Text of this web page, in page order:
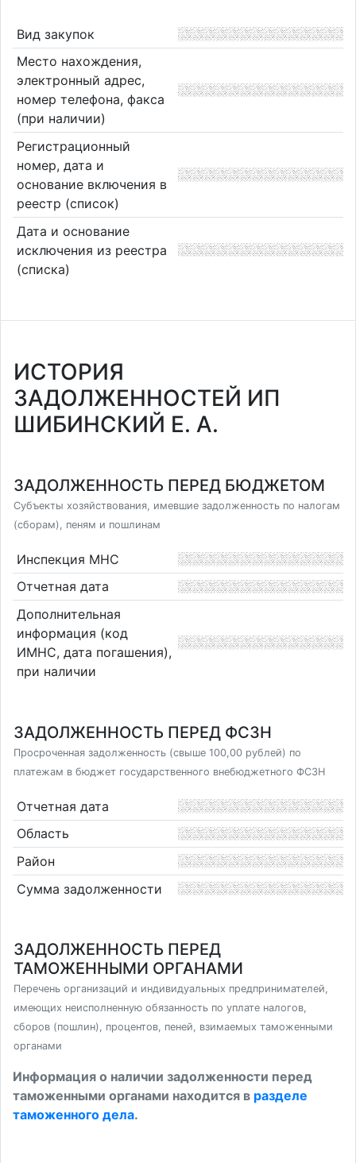
Вид закупок
Место нахождения,
электронный адрес,
номер телефона, факса
(при наличии)
Регистрационный
номер, дата и
основание включения в
реестр (список)
Дата и основание
исключения из реестра
(списка)
ИСТОРИЯ
ЗАДОЛЖЕННОСТЕЙ ИП
ШИБИНСКИЙ Е. А.
ЗАДОЛЖЕННОСТЬ ПЕРЕД БЮДЖЕТОМ
Субъекты хозяйствования, имевшие задолженность по налогам
(сборам), пеням и пошлинам
Инспекция МНС
Отчетная дата
Дополнительная
информация (код
ИМНС, дата погашения),
при наличии
ЗАДОЛЖЕННОСТЬ ПЕРЕД ФСЗН
Просроченная задолженность (свыше 100,00 рублей) по
платежам в бюджет государственного внебюджетного ФСЗН
Отчетная дата
Область
Район
Сумма задолженности
ЗАДОЛЖЕННОСТЬ ПЕРЕД
ТАМОЖЕННЫМИ ОРГАНАМИ
Перечень организаций и индивидуальных предпринимателей,
имеющих неисполненную обязанность по уплате налогов,
сборов (пошлин), процентов, пеней, взимаемых таможенными
органами
Информация о наличии задолженности перед
таможенными органами находится в разделе
таможенного дела.